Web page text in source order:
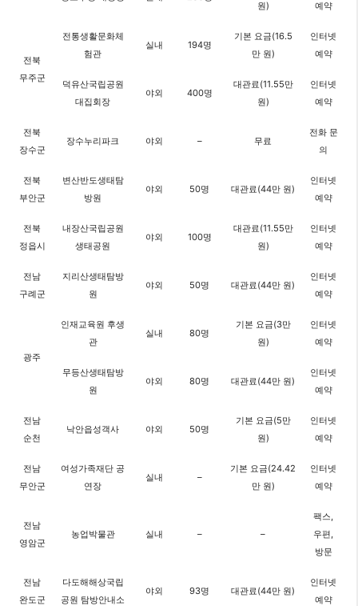
원)
예약
전북
무주군
전통생활문화체
험관
실내 194명
기본 요금(16.5
만 원)
인터넷
예약
덕유산국립공원
대집회장
야외 400명
대관료(11.55만
원)
인터넷
예약
전북
장수군
장수누리파크 야외 – 무료
전화 문
의
전북
부안군
변산반도생태탐
방원
야외 50명 대관료(44만 원)
인터넷
예약
전북
정읍시
내장산국립공원
생태공원
야외 100명
대관료(11.55만
원)
인터넷
예약
전남
구례군
지리산생태탐방
원
야외 50명 대관료(44만 원)
인터넷
예약
광주
인재교육원 후생
관
실내 80명
기본 요금(3만
원)
인터넷
예약
무등산생태탐방
원
야외 80명 대관료(44만 원)
인터넷
예약
전남
순천
낙안읍성객사 야외 50명
기본 요금(5만
원)
인터넷
예약
전남
무안군
여성가족재단 공
연장
실내 –
기본 요금(24.42
만 원)
인터넷
예약
전남
영암군
농업박물관 실내 – –
팩스,
우편,
방문
전남
완도군
다도해해상국립
공원 탐방안내소
야외 93명 대관료(44만 원)
인터넷
예약